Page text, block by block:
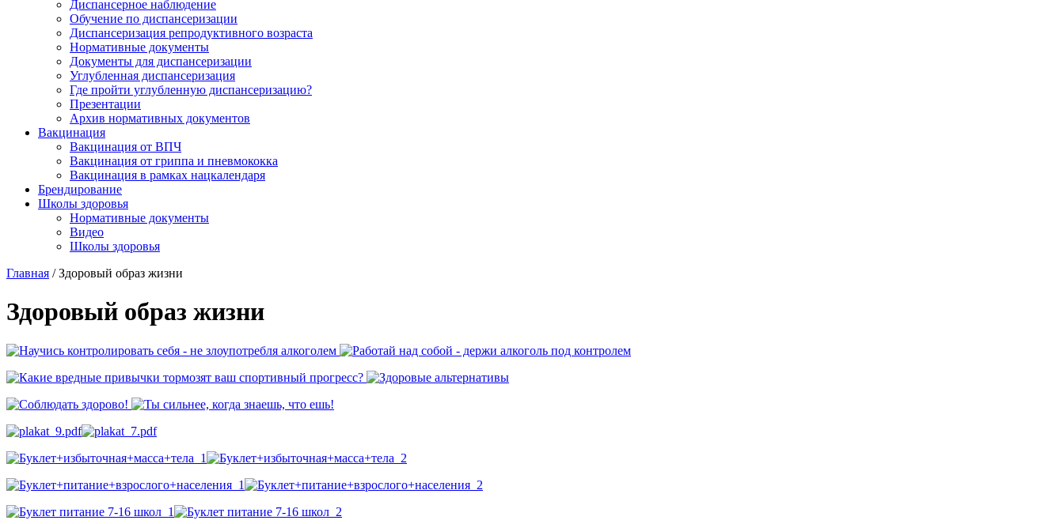
Диспансерное наблюдение
Обучение по диспансеризации
Диспансеризация репродуктивного возраста
Нормативные документы
Документы для диспансеризации
Углубленная диспансеризация
Где пройти углубленную диспансеризацию?
Презентации
Архив нормативных документов
Вакцинация
Вакцинация от ВПЧ
Вакцинация от гриппа и пневмококка
Вакцинация в рамках нацкалендаря
Брендирование
Школы здоровья
Нормативные документы
Видео
Школы здоровья
Главная /Здоровый образ жизни
Здоровый образ жизни